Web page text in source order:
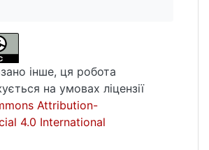
інше, ця робота
на умовах ліцензії
Attribution-
4.0 International